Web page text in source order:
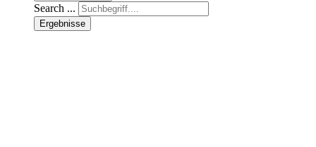
Search ...
Ergebnisse